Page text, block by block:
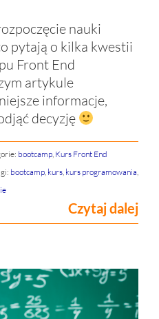
nauki
pytają o kilka kwestii
Front End
artykule
informacje,
decyzję
bootcamp Kurs Front End
bootcamp kurs kurs programowania
Czytaj dalej